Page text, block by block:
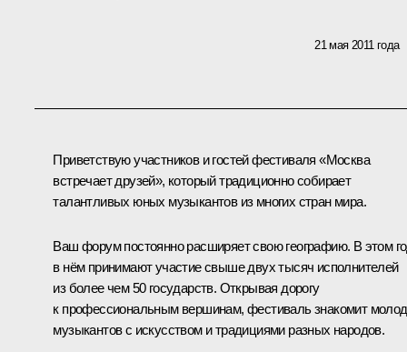
21 мая 2011 года
Приветствую участников и гостей фестиваля «Москва
встречает друзей», который традиционно собирает
талантливых юных музыкантов из многих стран мира.
Ваш форум постоянно расширяет свою географию. В этом
в нём принимают участие свыше двух тысяч исполнителей
из более чем 50 государств. Открывая дорогу
к профессиональным вершинам, фестиваль знакомит
музыкантов с искусством и традициями разных народов.